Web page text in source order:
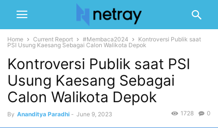
Home Current Report #Membaca2024
Kontroversi Publik saat
PSI Usung Kaesang Sebagai Calon Walikota Depok
Kontroversi Publik saat PSI
Usung Kaesang Sebagai
Calon Walikota Depok
By Ananditya Paradhi - June 9, 2023 0
1728